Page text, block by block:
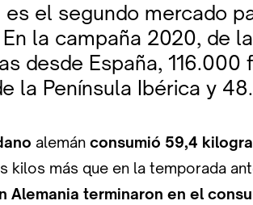
es el segundo mercado
la campaña 2020, de
desde España, 116.000
la Península Ibérica y
alemán consumió 59,4
kilos más que en la temporada
Alemania terminaron en el